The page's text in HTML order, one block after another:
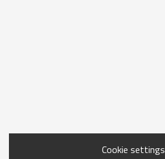
Cookie settings